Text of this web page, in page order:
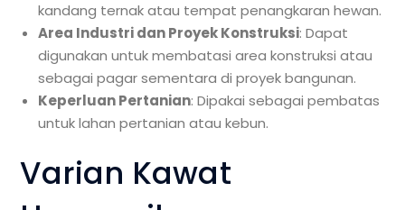
kandang ternak atau tempat penangkaran hewan.
Area Industri dan Proyek Konstruksi: Dapat
digunakan untuk membatasi area konstruksi atau
sebagai pagar sementara di proyek bangunan.
Keperluan Pertanian: Dipakai sebagai pembatas
untuk lahan pertanian atau kebun.
Varian Kawat